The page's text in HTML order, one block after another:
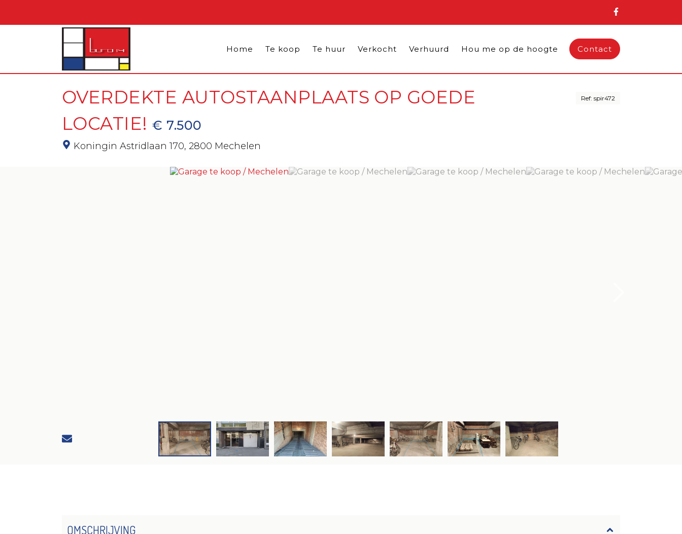
Home Te koop Te huur Verkocht Verhuurd Hou me op de hoogte Contact
OVERDEKTE AUTOSTAANPLAATS OP GOEDE
LOCATIE!€ 7.500
Koningin Astridlaan 170, 2800 Mechelen
Ref: spir472
OMSCHRIJVING